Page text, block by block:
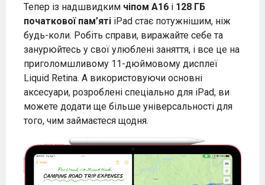
Тепер із надшвидким чіпом A16 і 128 ГБ
початкової пам’яті iPad стає потужнішим, ніж
будь-коли. Робіть справи, виражайте себе та
занурюйтесь у свої улюблені заняття, і все це на
приголомшливому 11-дюймовому дисплеї
Liquid Retina. А використовуючи основні
аксесуари, розроблені спеціально для iPad, ви
можете додати ще більше універсальності для
того, чим займаєтеся щодня.